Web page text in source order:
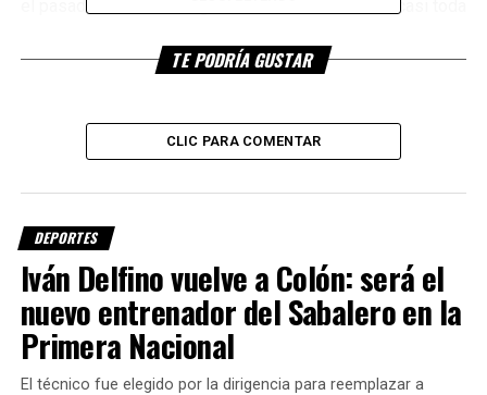
el pasado Federal A. El goleador de 27 años hizo casi toda
en alrededor de 120 partidos.
Federal A y San Martín de San Juan, en Primera División.
La temporada pasada fue la figura de Unión, marcando 10
Aunque no es muy visto en el fútbol metropolitano, la
último tiempo. Cabe mencionar los casos de Luciano
Pons, Diego Dorregaray, Adrián Martínez y Horacio
Martínez como los nueve poco conocidos que rindieron y
mucho en Villa Crespo.
TE PODRÍA GUSTAR
CLIC PARA COMENTAR
DEPORTES
Iván Delfino vuelve a Colón: será el
nuevo entrenador del Sabalero en la
Primera Nacional
El técnico fue elegido por la dirigencia para reemplazar a